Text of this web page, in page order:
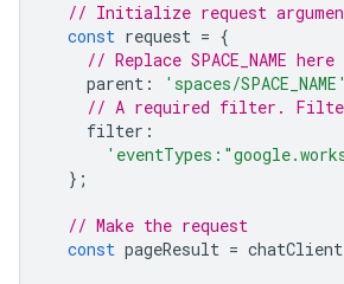
// Initialize request
const request = {
// Replace SPACE_NAME here
parent : 'spaces/SPACE_NAME'
// A required filter. Filters
filter :
};
// Make the request
const pageResult = chatClient